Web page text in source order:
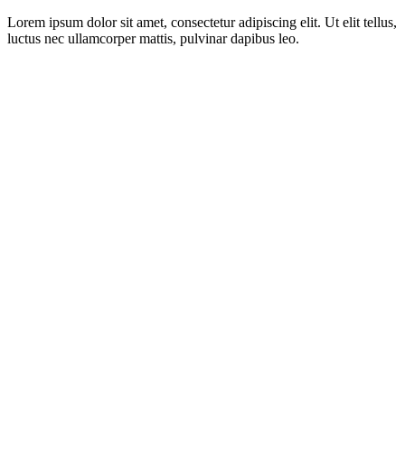
Lorem ipsum dolor sit amet, consectetur adipiscing elit. Ut elit tellus,
luctus nec ullamcorper mattis, pulvinar dapibus leo.